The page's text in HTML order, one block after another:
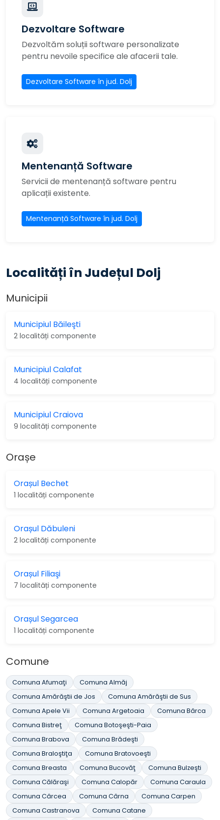
Dezvoltare Software
Dezvoltăm soluții software personalizate
pentru nevoile specifice ale afacerii tale.
Dezvoltare Software în jud. Dolj
Mentenanță Software
Servicii de mentenanță software pentru
aplicații existente.
Mentenanță Software în jud. Dolj
Localități în Județul Dolj
Municipii
Municipiul Băileşti
2 localități componente
Municipiul Calafat
4 localități componente
Municipiul Craiova
9 localități componente
Orașe
Orașul Bechet
1 localități componente
Orașul Dăbuleni
2 localități componente
Orașul Filiaşi
7 localități componente
Orașul Segarcea
1 localități componente
Comune
Comuna Afumaţi
Comuna Almăj
Comuna Amărăştii de Jos
Comuna Amărăştii de Sus
Comuna Apele Vii
Comuna Argetoaia
Comuna Bârca
Comuna Bistreţ
Comuna Botoşeşti-Paia
Comuna Brabova
Comuna Brădeşti
Comuna Braloştiţa
Comuna Bratovoeşti
Comuna Breasta
Comuna Bucovăţ
Comuna Bulzeşti
Comuna Călăraşi
Comuna Calopăr
Comuna Caraula
Comuna Cârcea
Comuna Cârna
Comuna Carpen
Comuna Castranova
Comuna Catane